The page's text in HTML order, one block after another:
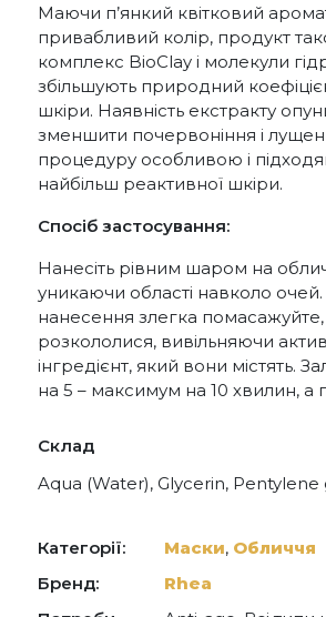
Маючи п’янкий квітковий
привабливий колір, продукт
комплекс BioClay і молекули
збільшують природний
шкіри. Наявність екстракту
зменшити почервоніння і
процедуру особливою і
найбільш реактивної шкіри.
Спосіб застосування:
Нанесіть рівним шаром на
уникаючи області навколо очей.
нанесення злегка
розкололися, вивільняючи
інгредієнт, який вони містять.
на 5 – максимум на 10 хвилин, а
Склад
Aqua (Water), Glycerin, Pentylene
leaf, Opuntia ficus-indica stem
crispus powder, Glutamic acid,
Threonine, Valine, Squalane,
Категорії: Маски, Обличчя
Бренд:
Rhea